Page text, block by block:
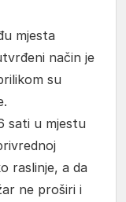
mjesta
način je
su
sati u mjestu
raslinje, a da
ne proširi i